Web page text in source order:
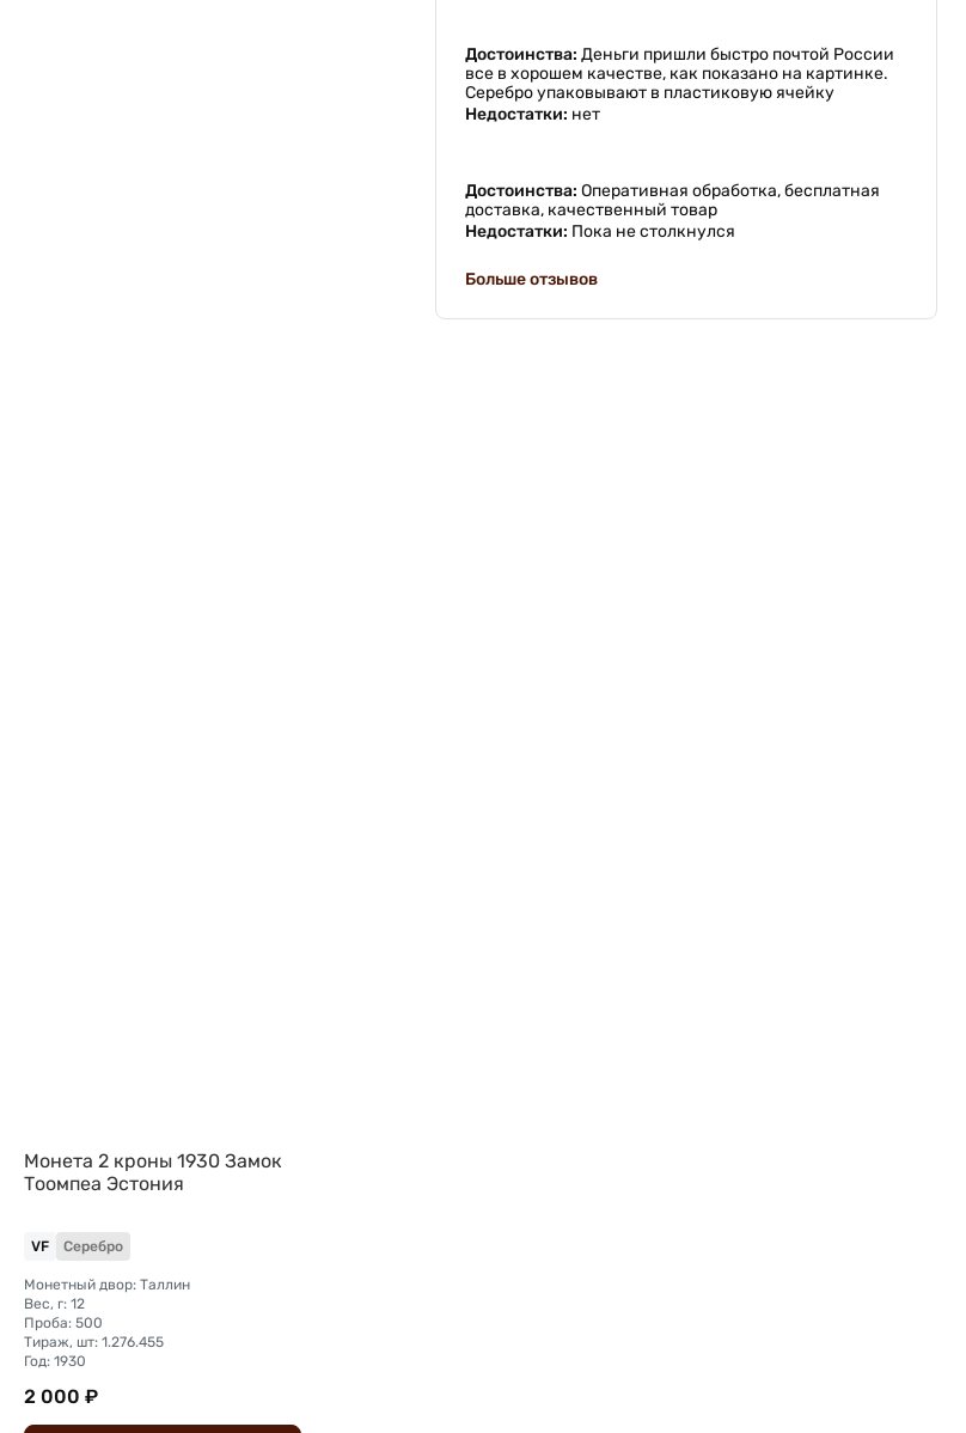
Достоинства: Деньги пришли быстро почтой России
все в хорошем качестве, как показано на картинке.
Серебро упаковывают в пластиковую ячейку
Недостатки: нет
Достоинства: Оперативная обработка, бесплатная
доставка, качественный товар
Недостатки: Пока не столкнулся
Больше отзывов
Монета 2 кроны 1930 Замок
Тоомпеа Эстония
VF Серебро
Монетный двор: Таллин
Вес, г: 12
Проба: 500
Тираж, шт: 1.276.455
Год: 1930
2 000 ₽